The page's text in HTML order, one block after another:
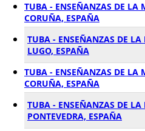
TUBA - ENSEÑANZAS DE LA
CORUÑA, ESPAÑA
TUBA - ENSEÑANZAS DE
LUGO, ESPAÑA
TUBA - ENSEÑANZAS DE LA
CORUÑA, ESPAÑA
TUBA - ENSEÑANZAS DE
PONTEVEDRA, ESPAÑA